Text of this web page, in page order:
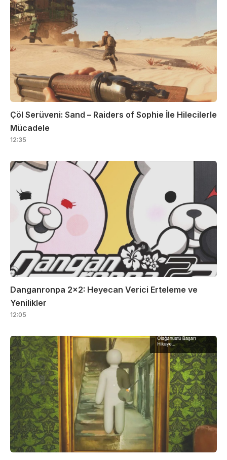
Çöl Serüveni: Sand – Raiders of Sophie İle Hilecilerle
Mücadele
12:35
Danganronpa 2×2: Heyecan Verici Erteleme ve
Yenilikler
12:05